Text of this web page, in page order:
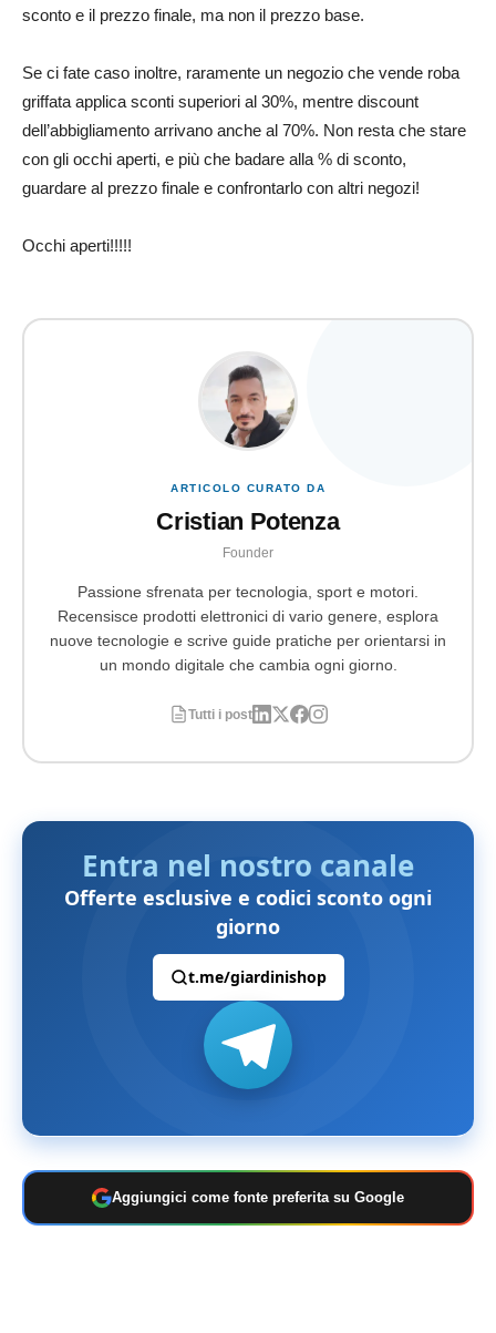
sconto e il prezzo finale, ma non il prezzo base.
Se ci fate caso inoltre, raramente un negozio che vende roba
griffata applica sconti superiori al 30%, mentre discount
dell’abbigliamento arrivano anche al 70%. Non resta che stare
con gli occhi aperti, e più che badare alla % di sconto,
guardare al prezzo finale e confrontarlo con altri negozi!
Occhi aperti!!!!!
ARTICOLO CURATO DA
Cristian Potenza
Founder
Passione sfrenata per tecnologia, sport e motori.
Recensisce prodotti elettronici di vario genere, esplora
nuove tecnologie e scrive guide pratiche per orientarsi in
un mondo digitale che cambia ogni giorno.
Tutti i post
Entra nel nostro canale
Offerte esclusive e codici sconto ogni
giorno
t.me/giardinishop
Aggiungici come fonte preferita su Google